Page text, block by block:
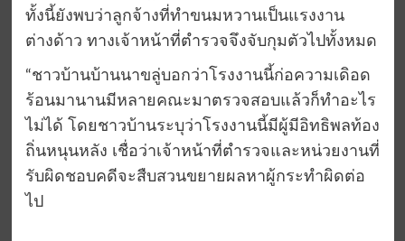
ทั้งนี้ยังพบว่าลูกจ้างที่ทำขนมหวานเป็นแรงงาน
ต่างด้าว ทางเจ้าหน้าที่ตำรวจจึงจับกุมตัวไปทั้งหมด
“ชาวบ้านบ้านนาขลู่บอกว่าโรงงานนี้ก่อความเดิอด
ร้อนมานานมีหลายคณะมาตรวจสอบแล้วก็ทำอะไร
ไม่ได้ โดยชาวบ้านระบุว่าโรงงานนี้มีผู้มีอิทธิพลท้อง
ถิ่นหนุนหลัง เชื่อว่าเจ้าหน้าที่ตำรวจและหน่วยงานที่
รับผิดชอบคดีจะสืบสวนขยายผลหาผู้กระทำผิดต่อ
ไป